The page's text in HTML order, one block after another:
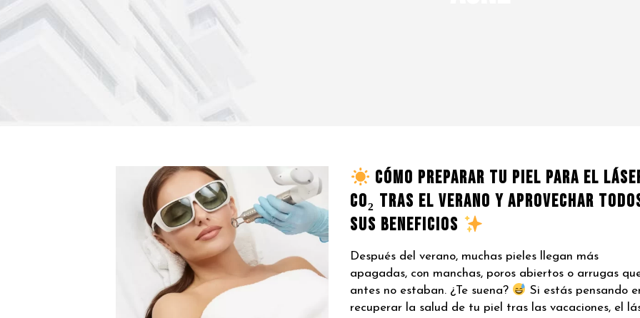
Cómo preparar tu piel para el
CO₂ tras el verano y aprovechar
sus beneficios
Después del verano, muchas pieles llegan más
apagadas, con manchas, poros abiertos o arrugas
antes no estaban. ¿Te suena?
Si estás pensando
recuperar la salud de tu piel tras las vacaciones, el